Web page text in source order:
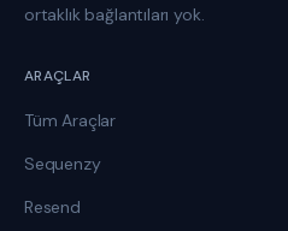
ortaklık bağlantıları yok.
ARAÇLAR
Tüm Araçlar
Sequenzy
Resend